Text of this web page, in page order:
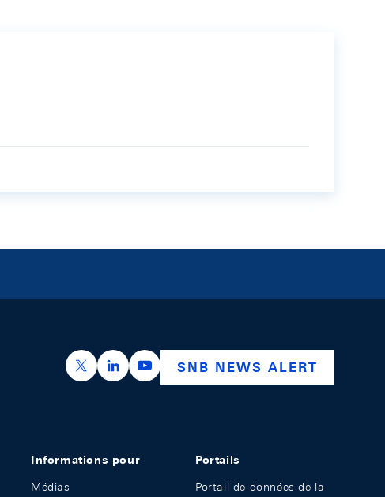
https://x.com/snb_bns
https://ch.linkedin.com/company/swiss-
https://www.youtube.com/
SNB NEWS ALERT
Informations pour
Médias
Portails
Portail de données de la